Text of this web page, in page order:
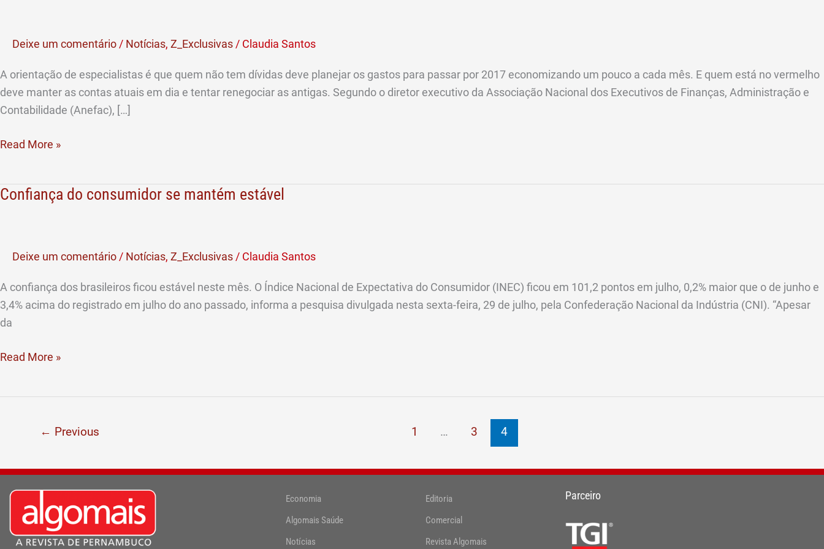
Deixe um comentário / Notícias, Z_Exclusivas / Claudia Santos
A orientação de especialistas é que quem não tem dívidas deve planejar os gastos para passar por 2017 economizando um pouco a cada mês. E quem está no vermelho
deve manter as contas atuais em dia e tentar renegociar as antigas. Segundo o diretor executivo da Associação Nacional dos Executivos de Finanças, Administração e
Contabilidade (Anefac), […]
em
2017
Read More »
Confiança do consumidor se mantém estável
Deixe um comentário / Notícias, Z_Exclusivas / Claudia Santos
A confiança dos brasileiros ficou estável neste mês. O Índice Nacional de Expectativa do Consumidor (INEC) ficou em 101,2 pontos em julho, 0,2% maior que o de junho e
3,4% acima do registrado em julho do ano passado, informa a pesquisa divulgada nesta sexta-feira, 29 de julho, pela Confederação Nacional da Indústria (CNI). “Apesar
da
Confiança
mantém
estável
Read More »
← Previous 1 … 3 4
Economia
Algomais Saúde
Notícias
Editoria
Comercial
Revista Algomais
Parceiro